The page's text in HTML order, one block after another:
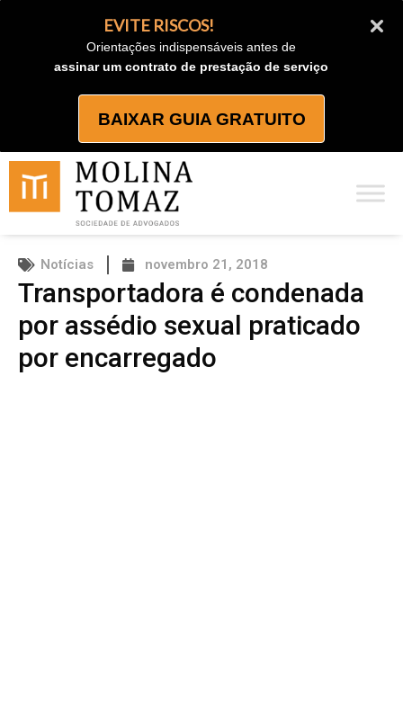
EVITE RISCOS!
Orientações indispensáveis antes de
assinar um contrato de prestação de serviço
BAIXAR GUIA GRATUITO
Notícias novembro 21, 2018
Transportadora é condenada
por assédio sexual praticado
por encarregado